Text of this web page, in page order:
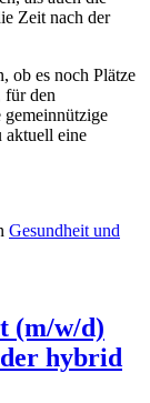
Zeit nach der
ob es noch Plätze
für den
gemeinnützige
aktuell eine
Gesundheit und
(m/w/d)
hybrid